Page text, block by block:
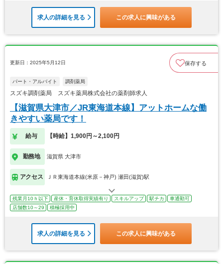
求人の詳細を見る この求人に興味がある
更新日：2025年5月12日 保存する
パート・アルバイト 調剤薬局
スズキ調剤薬局 スズキ薬局株式会社の薬剤師求人
【滋賀県大津市／JR東海道本線】アットホームな働
きやすい薬局です！
給与 【時給】1,900円～2,100円
勤務地 滋賀県 大津市
アクセス ＪＲ東海道本線(米原－神戸) 瀬田(滋賀)駅
残業月10ｈ以下 産休・育休取得実績有り スキルアップ 駅チカ
車通勤可
店舗数10～29
積極採用中
求人の詳細を見る この求人に興味がある